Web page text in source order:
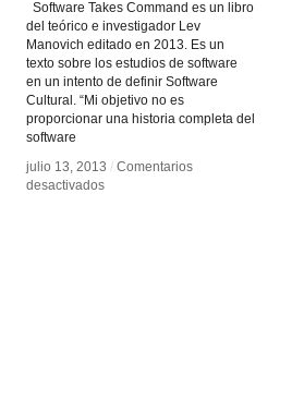
Software Takes Command es un libro
del teórico e investigador Lev
Manovich editado en 2013. Es un
texto sobre los estudios de software
en un intento de definir Software
Cultural. “Mi objetivo no es
proporcionar una historia completa del
software
julio 13, 2013 / Comentarios
desactivadosen
julio 13, 2013 / Comentarios
desactivadosen